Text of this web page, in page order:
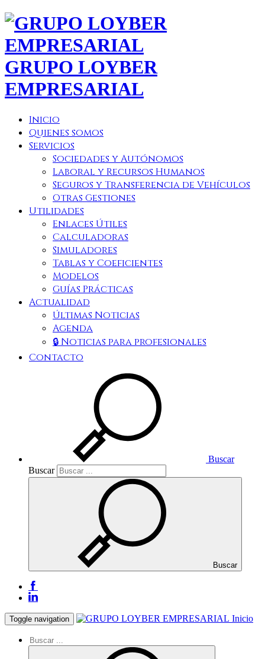
GRUPO LOYBER
EMPRESARIAL
Inicio
Quienes somos
Servicios
Sociedades y Autónomos
Laboral y Recursos Humanos
Seguros y Transferencia de Vehículos
Otras Gestiones
Utilidades
Enlaces Útiles
Calculadoras
Simuladores
Tablas y Coeficientes
Modelos
Guías Prácticas
Actualidad
Últimas Noticias
Agenda
🔒 Noticias para profesionales
Contacto
Buscar
Buscar
Buscar
Toggle navigation Inicio